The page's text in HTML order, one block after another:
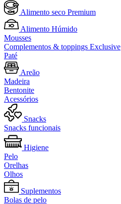
Alimento seco Premium
Alimento Húmido
Mousses
Complementos & toppings Exclusive
Paté
Areão
Madeira
Bentonite
Acessórios
Snacks
Snacks funcionais
Higiene
Pelo
Orelhas
Olhos
Suplementos
Bolas de pelo